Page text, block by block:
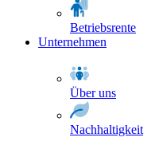
Betriebsrente
Unternehmen
Über uns
Nachhaltigkeit